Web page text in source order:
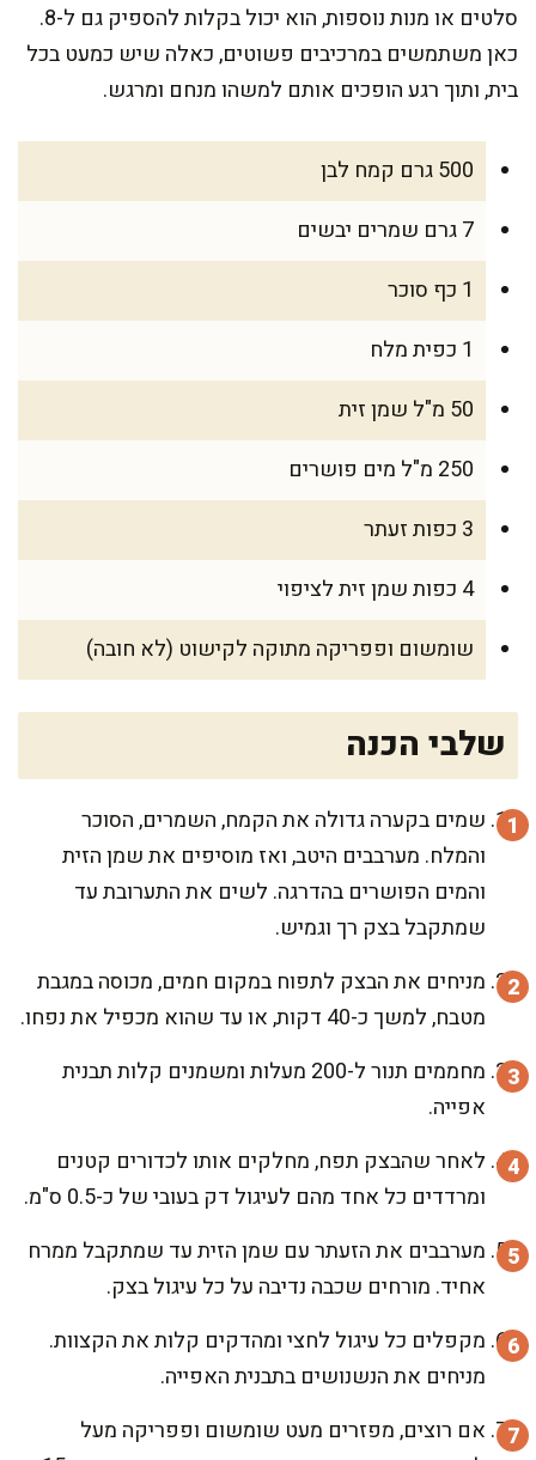
סלטים או מנות נוספות, הוא יכול בקלות להספיק גם ל-8.
כאן משתמשים במרכיבים פשוטים, כאלה שיש כמעט בכל
בית, ותוך רגע הופכים אותם למשהו מנחם ומרגש.
500 גרם קמח לבן
7 גרם שמרים יבשים
1 כף סוכר
1 כפית מלח
50 מ"ל שמן זית
250 מ"ל מים פושרים
3 כפות זעתר
4 כפות שמן זית לציפוי
שומשום ופפריקה מתוקה לקישוט (לא חובה)
שלבי הכנה
שמים בקערה גדולה את הקמח, השמרים, הסוכר
והמלח. מערבבים היטב, ואז מוסיפים את שמן הזית
והמים הפושרים בהדרגה. לשים את התערובת עד
שמתקבל בצק רך וגמיש.
מניחים את הבצק לתפוח במקום חמים, מכוסה במגבת
מטבח, למשך כ-40 דקות, או עד שהוא מכפיל את נפחו.
מחממים תנור ל-200 מעלות ומשמנים קלות תבנית
אפייה.
לאחר שהבצק תפח, מחלקים אותו לכדורים קטנים
ומרדדים כל אחד מהם לעיגול דק בעובי של כ-0.5 ס"מ.
מערבבים את הזעתר עם שמן הזית עד שמתקבל ממרח
אחיד. מורחים שכבה נדיבה על כל עיגול בצק.
מקפלים כל עיגול לחצי ומהדקים קלות את הקצוות.
מניחים את הנשנושים בתבנית האפייה.
אם רוצים, מפזרים מעט שומשום ופפריקה מעל